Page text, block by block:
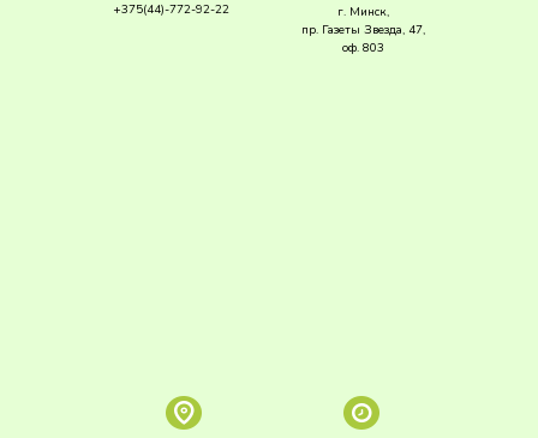
г. Минск,
пр. Газеты Звезда, 47,
оф. 803
+375(44)-772-92-22